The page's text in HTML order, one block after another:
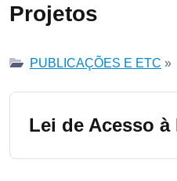
Projetos
PUBLICAÇÕES E ETC »